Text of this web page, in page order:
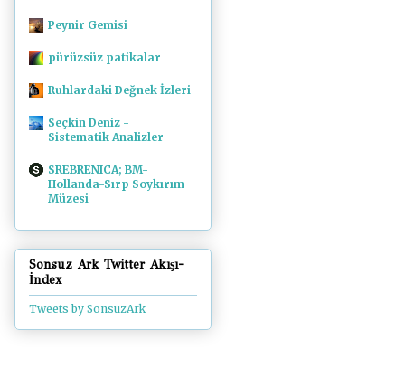
Peynir Gemisi
pürüzsüz patikalar
Ruhlardaki Değnek İzleri
Seçkin Deniz -
Sistematik Analizler
SREBRENICA; BM-
Hollanda-Sırp Soykırım
Müzesi
Sonsuz Ark Twitter Akışı-
İndex
Tweets by SonsuzArk